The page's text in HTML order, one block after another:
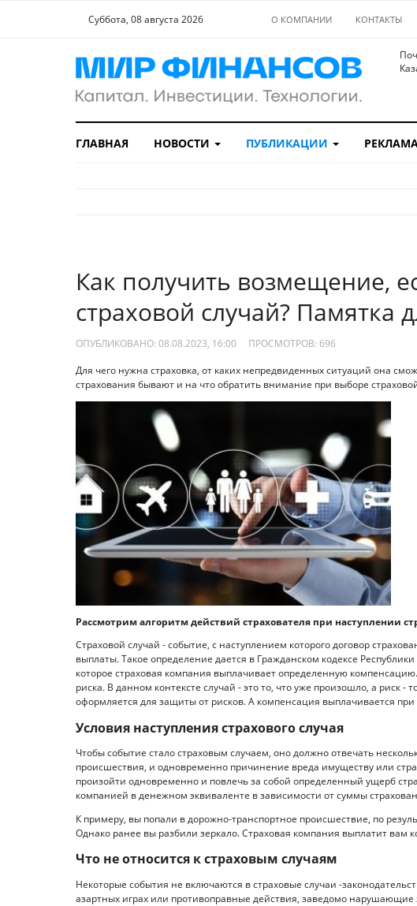
Суббота, 08 августа 2026 О КОМПАНИИ КОНТАКТЫ
ГЛАВНАЯ НОВОСТИ ПУБЛИКАЦИИ
Как получить возмещение,
страховой случай? Памятка
ОПУБЛИКОВАНО: 08.08.2023, 16:00 ПРОСМОТРОВ: 696
Для чего нужна страховка, от каких непредвиденных ситуаций она
страхования бывают и на что обратить внимание при выборе
Рассмотрим алгоритм действий страхователя при наступлении
Страховой случай - событие, с наступлением которого договор
выплаты. Такое определение дается в Гражданском кодексе
которое страховая компания выплачивает определенную
риска. В данном контексте случай - это то, что уже произошло, а риск -
оформляется для защиты от рисков. А компенсация выплачивается при
Условия наступления страхового случая
Чтобы событие стало страховым случаем, оно должно отвечать
происшествия, и одновременно причинение вреда имуществу или
произойти одновременно и повлечь за собой определенный ущерб
компанией в денежном эквиваленте в зависимости от суммы
К примеру, вы попали в дорожно-транспортное происшествие, по
Однако ранее вы разбили зеркало. Страховая компания выплатит вам
Что не относится к страховым случаям
Некоторые события не включаются в страховые случаи -
азартных играх или противоправные действия, заведомо нарушающие